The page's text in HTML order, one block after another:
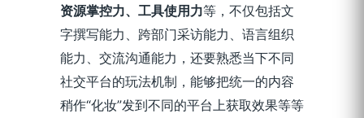
资源掌控力、工具使用力等，不仅包括文
字撰写能力、跨部门采访能力、语言组织
能力、交流沟通能力，还要熟悉当下不同
社交平台的玩法机制，能够把统一的内容
稍作“化妆”发到不同的平台上获取效果等等